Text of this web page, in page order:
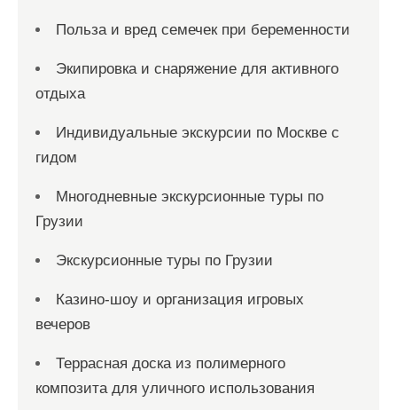
Польза и вред семечек при беременности
Экипировка и снаряжение для активного
отдыха
Индивидуальные экскурсии по Москве с
гидом
Многодневные экскурсионные туры по
Грузии
Экскурсионные туры по Грузии
Казино-шоу и организация игровых
вечеров
Террасная доска из полимерного
композита для уличного использования